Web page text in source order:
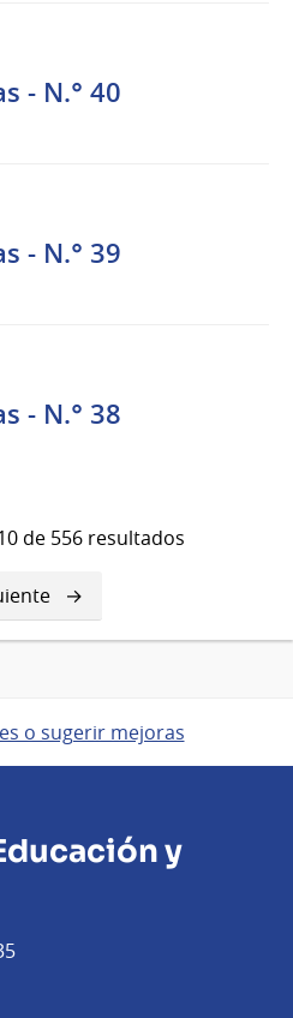
- N.° 40
- N.° 39
- N.° 38
de 556 resultados
o sugerir mejoras
y